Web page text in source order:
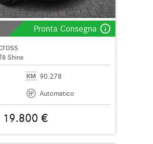
Pronta Consegna info_outline
Shine
90.278
Automatico
19.800 €